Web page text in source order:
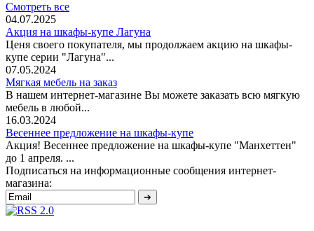
Смотреть все
04.07.2025
Акция на шкафы-купе Лагуна
Ценя своего покупателя, мы продолжаем акцию на шкафы-
купе серии "Лагуна"...
07.05.2024
Мягкая мебель на заказ
В нашем интернет-магазине Вы можете заказать всю мягкую
мебель в любой...
16.03.2024
Весеннее предложение на шкафы-купе
Акция! Весеннее предложение на шкафы-купе "Манхеттен"
до 1 апреля. ...
Подписаться на информационные сообщения интернет-
магазина: